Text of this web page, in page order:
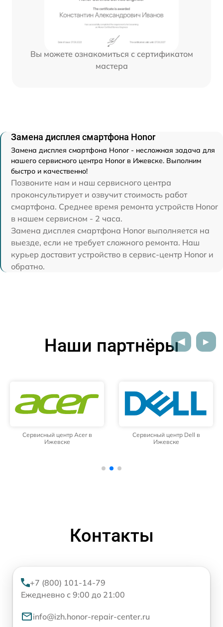
Вы можете ознакомиться с сертификатом
мастера
Замена дисплея смартфона Honor
Замена дисплея смартфона Honor - несложная задача для
нашего сервисного центра Honor в Ижевске. Выполним
быстро и качественно!
Позвоните нам и наш сервисного центра
проконсультирует и озвучит стоимость работ
смартфона. Среднее время ремонта устройств Honor
в нашем сервисном - 2 часа.
Замена дисплея смартфона Honor выполняется на
выезде, если не требует сложного ремонта. Наш
курьер доставит устройство в сервис-центр Honor и
обратно.
Наши партнёры
Сервисный центр Acer в
Ижевске
Сервисный центр Dell в
Ижевске
Контакты
+7 (800) 101-14-79
Ежедневно с 9:00 до 21:00
info@izh.honor-repair-center.ru